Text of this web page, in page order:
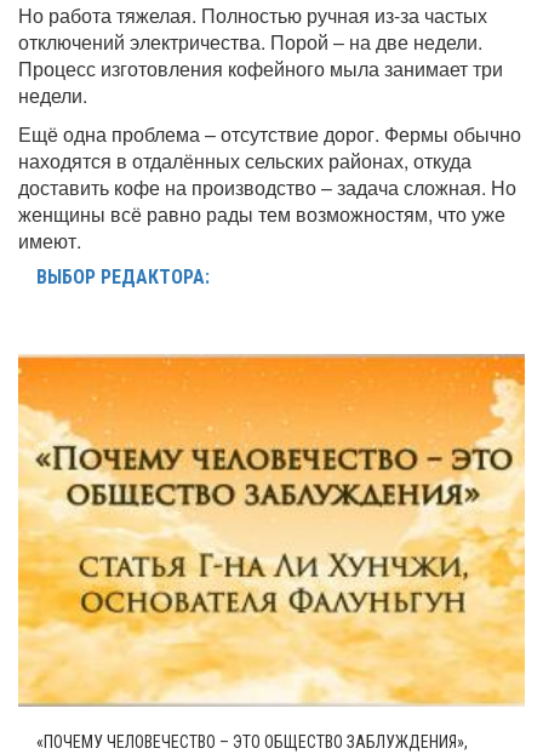
Но работа тяжелая. Полностью ручная из-за частых
отключений электричества. Порой – на две недели.
Процесс изготовления кофейного мыла занимает три
недели.
Ещё одна проблема – отсутствие дорог. Фермы обычно
находятся в отдалённых сельских районах, откуда
доставить кофе на производство – задача сложная. Но
женщины всё равно рады тем возможностям, что уже
имеют.
ВЫБОР РЕДАКТОРА:
«ПОЧЕМУ ЧЕЛОВЕЧЕСТВО – ЭТО ОБЩЕСТВО ЗАБЛУЖДЕНИЯ»,